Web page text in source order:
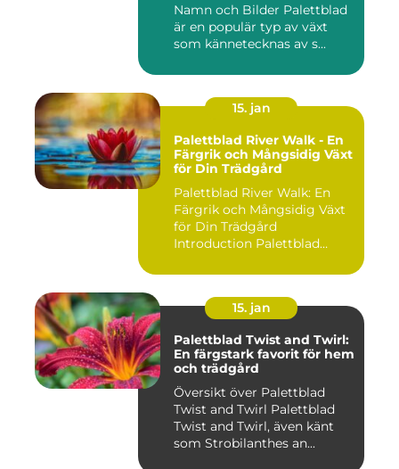
Namn och Bilder Palettblad
är en populär typ av växt
som kännetecknas av s...
15. jan
Palettblad River Walk - En
Färgrik och Mångsidig Växt
för Din Trädgård
Palettblad River Walk: En
Färgrik och Mångsidig Växt
för Din Trädgård
Introduction Palettblad
15. jan
Palettblad Twist and Twirl:
En färgstark favorit för hem
och trädgård
Översikt över Palettblad
Twist and Twirl Palettblad
Twist and Twirl, även känt
som Strobilanthes an...